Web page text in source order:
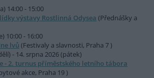
14:00 - 15:00
výstavy Rostlinná Odysea (Přednášky a
10:00 - 16:00
lvů (Festivaly a slavnosti, Praha 7 )
- 14. srpna 2026 (pátek)
- 2. turnus příměstského letního tábora
akce, Praha 19 )